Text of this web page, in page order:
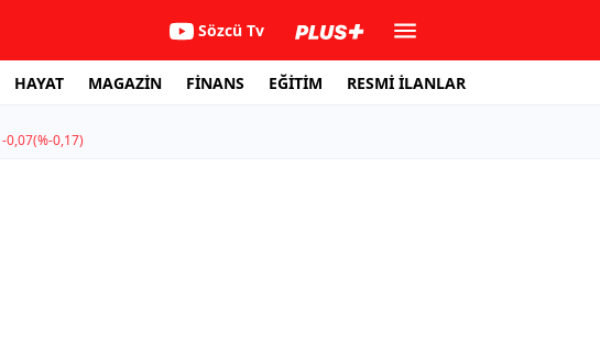
Sözcü Tv
HAYAT MAGAZİN FİNANS EĞİTİM RESMİ İLANLAR
-0,07(%-0,17)